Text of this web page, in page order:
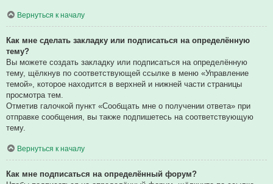
Вернуться к началу
Как мне сделать закладку или подписаться на определённую
тему?
Вы можете создать закладку или подписаться на определённую
тему, щёлкнув по соответствующей ссылке в меню «Управление
темой», которое находится в верхней и нижней части страницы
просмотра тем.
Отметив галочкой пункт «Сообщать мне о получении ответа» при
отправке сообщения, вы также подпишетесь на соответствующую
тему.
Вернуться к началу
Как мне подписаться на определённый форум?